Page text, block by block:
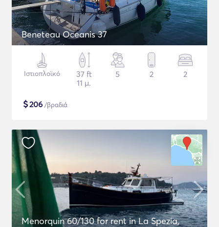
Beneteau Oceanis 37
Ιστιοπλοϊκό
37 ft
11 μ.
5 2 2
$206 /βραδιά
Menorquin 60/130 for rent in La Spezia,